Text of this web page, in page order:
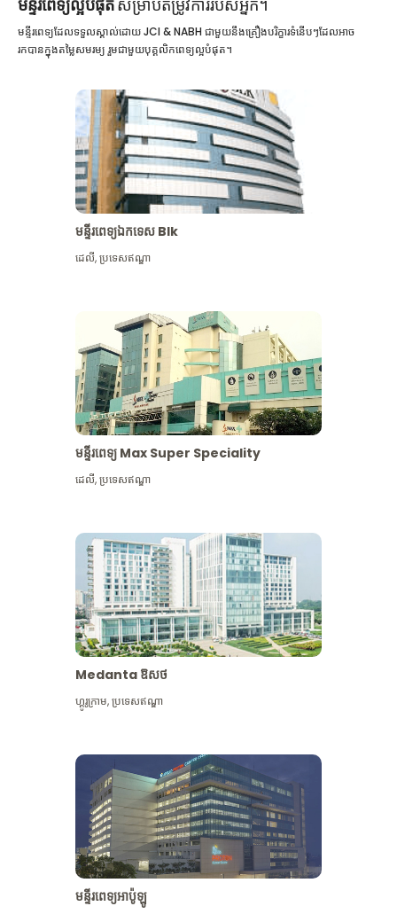
មន្ទីរពេទ្យល្អបំផុតសម្រាប់តម្រូវការរបស់អ្នក។
មន្ទីរពេទ្យដែលទទួលស្គាល់ដោយ JCI & NABH ជាមួយនឹងគ្រឿងបរិក្ខារទំនើបៗដែលអាច
រកបានក្នុងតម្លៃសមរម្យ រួមជាមួយបុគ្គលិកពេទ្យល្អបំផុត។
មន្ទីរពេទ្យឯកទេស Blk
ដេលី,ប្រទេសឥណ្ឌា
មន្ទីរពេទ្យ Max Super Speciality
ដេលី,ប្រទេសឥណ្ឌា
Medanta ឱសថ
ហ្គូរូក្រាម,ប្រទេសឥណ្ឌា
មន្ទីរពេទ្យអាប៉ូឡូ